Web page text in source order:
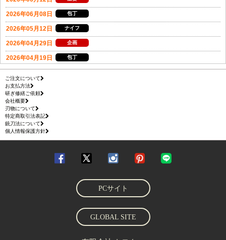
ご注文について
お支払方法
研ぎ修繕ご依頼
会社概要
刃物について
特定商取引法表記
銃刀法について
個人情報保護方針
PCサイト
GLOBAL SITE